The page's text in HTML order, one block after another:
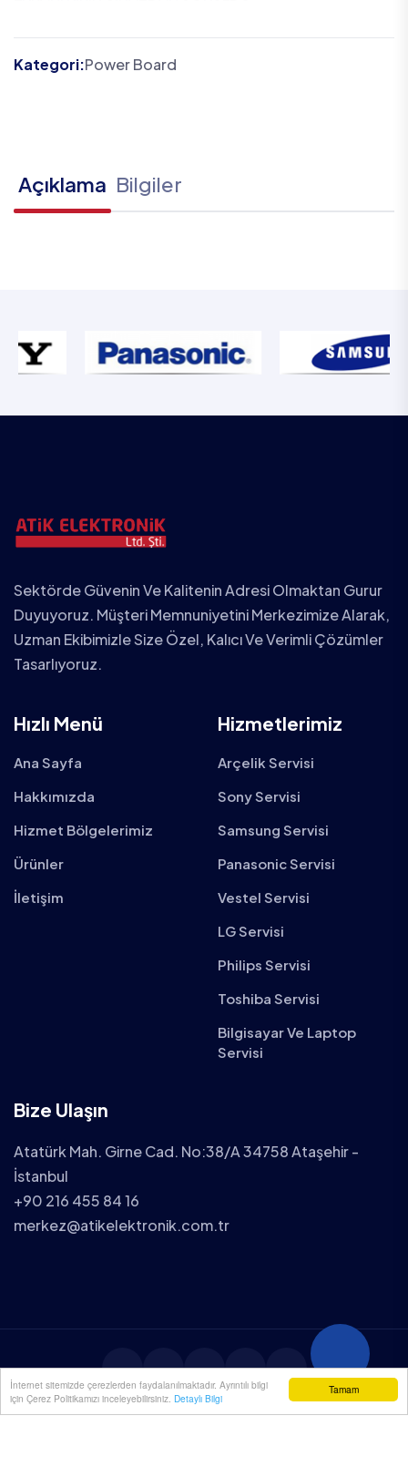
Tamam
İnternet sitemizde çerezlerden faydalanılmaktadır. Ayrıntılı bilgi
için Çerez Politikamızı inceleyebilirsiniz. Detaylı Bilgi
Kategori:Power Board
Açıklama Bilgiler
Sektörde Güvenin Ve Kalitenin Adresi Olmaktan Gurur
Duyuyoruz. Müşteri Memnuniyetini Merkezimize Alarak,
Uzman Ekibimizle Size Özel, Kalıcı Ve Verimli Çözümler
Tasarlıyoruz.
Hızlı Menü
Ana Sayfa
Hakkımızda
Hizmet Bölgelerimiz
Ürünler
İletişim
Hizmetlerimiz
Arçelik Servisi
Sony Servisi
Samsung Servisi
Panasonic Servisi
Vestel Servisi
LG Servisi
Philips Servisi
Toshiba Servisi
Bilgisayar Ve Laptop
Servisi
Bize Ulaşın
Atatürk Mah. Girne Cad. No:38/A 34758 Ataşehir -
İstanbul
+90 216 455 84 16
merkez@atikelektronik.com.tr
2025 ATİK ELEKTRONİK TÜM HAKLARI SAKLIDIR.